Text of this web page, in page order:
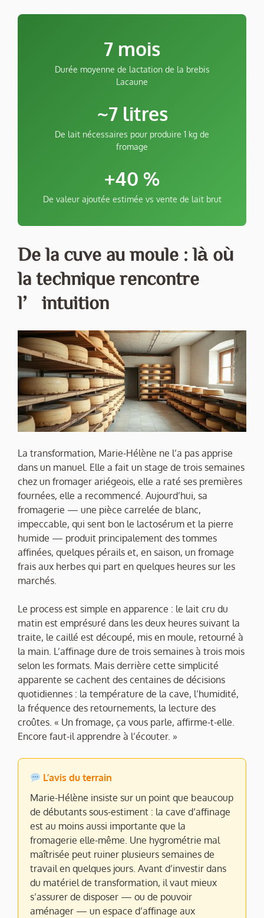
7 mois
Durée moyenne de lactation de la brebis
Lacaune
~7 litres
De lait nécessaires pour produire 1 kg de
fromage
+40 %
De valeur ajoutée estimée vs vente de lait brut
De la cuve au moule : là où
la technique rencontre
l’intuition
La transformation, Marie-Hélène ne l’a pas apprise
dans un manuel. Elle a fait un stage de trois semaines
chez un fromager ariégeois, elle a raté ses premières
fournées, elle a recommencé. Aujourd’hui, sa
fromagerie — une pièce carrelée de blanc,
impeccable, qui sent bon le lactosérum et la pierre
humide — produit principalement des tommes
affinées, quelques pérails et, en saison, un fromage
frais aux herbes qui part en quelques heures sur les
marchés.
Le process est simple en apparence : le lait cru du
matin est emprésuré dans les deux heures suivant la
traite, le caillé est découpé, mis en moule, retourné à
la main. L’affinage dure de trois semaines à trois mois
selon les formats. Mais derrière cette simplicité
apparente se cachent des centaines de décisions
quotidiennes : la température de la cave, l’humidité,
la fréquence des retournements, la lecture des
croûtes. « Un fromage, ça vous parle, affirme-t-elle.
Encore faut-il apprendre à l’écouter. »
L’avis du terrain
Marie-Hélène insiste sur un point que beaucoup
de débutants sous-estiment : la cave d’affinage
est au moins aussi importante que la
fromagerie elle-même. Une hygrométrie mal
maîtrisée peut ruiner plusieurs semaines de
travail en quelques jours. Avant d’investir dans
du matériel de transformation, il vaut mieux
s’assurer de disposer — ou de pouvoir
aménager — un espace d’affinage aux